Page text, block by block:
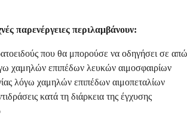
παρενέργειες περιλαμβάνουν:
που θα μπορούσε να οδηγήσει σε
χαμηλών επιπέδων λευκών αιμοσφαιρίων
λόγω χαμηλών επιπέδων αιμοπεταλίων
κατά τη διάρκεια της έγχυσης